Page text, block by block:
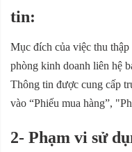
tin:
Mục đích của việc thu
phòng kinh doanh liên hệ
Thông tin được cung cấp
vào “Phiếu mua hàng”,
2- Phạm vi sử